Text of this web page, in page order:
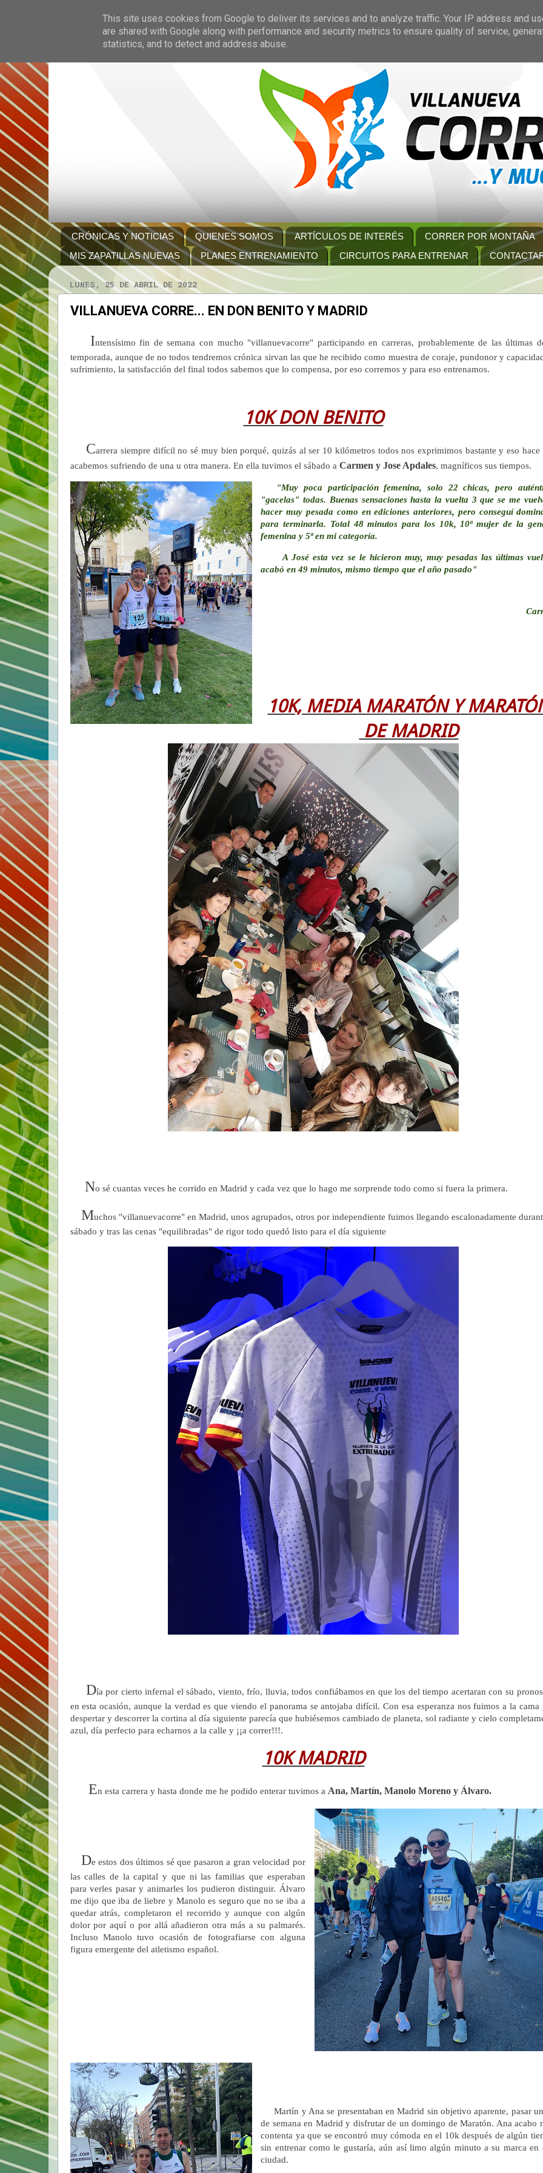
CRÓNICAS Y NOTICIAS QUIENES SOMOS ARTÍCULOS DE INTERÉS
CORRER POR MONTAÑA
MIS ZAPATILLAS NUEVAS
PLANES ENTRENAMIENTO CIRCUITOS PARA ENTRENAR
LUNES, 25 DE ABRIL DE 2022
VILLANUEVA CORRE... EN DON BENITO Y MADRID
Intensísimo fin de semana con mucho "villanuevacorre" participando en carreras, probablemente de las últimas
temporada, aunque de no todos tendremos crónica sirvan las que he recibido como muestra de coraje, pundonor y
sufrimiento, la satisfacción del final todos sabemos que lo compensa, por eso corremos y para eso entrenamos.
10K DON BENITO
Carrera siempre difícil no sé muy bien porqué, quizás al ser 10 kilómetros todos nos exprimimos bastante y eso hace
acabemos sufriendo de una u otra manera. En ella tuvimos el sábado a Carmen y Jose Apdales, magníficos sus tiempos.
"Muy poca participación femenina, solo 22 chicas, pero
"gacelas" todas. Buenas sensaciones hasta la vuelta 3 que se me
hacer muy pesada como en ediciones anteriores, pero conseguí
para terminarla. Total 48 minutos para los 10k, 10ª mujer de la
femenina y 5ª en mi categoría.
A José esta vez se le hicieron muy, muy pesadas las últimas
acabó en 49 minutos, mismo tiempo que el año pasado"
10K, MEDIA MARATÓN Y
DE MADRID
No sé cuantas veces he corrido en Madrid y cada vez que lo hago me sorprende todo como si fuera la primera.
Muchos "villanuevacorre" en Madrid, unos agrupados, otros por independiente fuimos llegando escalonadamente
sábado y tras las cenas "equilibradas" de rigor todo quedó listo para el día siguiente
Día por cierto infernal el sábado, viento, frío, lluvia, todos confiábamos en que los del tiempo acertaran con su
en esta ocasión, aunque la verdad es que viendo el panorama se antojaba difícil. Con esa esperanza nos fuimos a la cama
despertar y descorrer la cortina al día siguiente parecía que hubiésemos cambiado de planeta, sol radiante y cielo
azul, día perfecto para echarnos a la calle y ¡¡a correr!!!.
10K MADRID
En esta carrera y hasta donde me he podido enterar tuvimos a Ana, Martín, Manolo Moreno y Álvaro.
De estos dos últimos sé que pasaron a gran velocidad por
las calles de la capital y que ni las familias que esperaban
para verles pasar y animarles los pudieron distinguir. Álvaro
me dijo que iba de liebre y Manolo es seguro que no se iba a
quedar atrás, completaron el recorrido y aunque con algún
dolor por aquí o por allá añadieron otra más a su palmarés.
Incluso Manolo tuvo ocasión de fotografiarse con alguna
figura emergente del atletismo español.
Martín y Ana se presentaban en Madrid sin objetivo aparente, pasar
de semana en Madrid y disfrutar de un domingo de Maratón. Ana acabo
contenta ya que se encontró muy cómoda en el 10k después de algún
sin entrenar como le gustaría, aún así limo algún minuto a su marca en
ciudad.
This site uses cookies from Google to deliver its services and to analyze traffic. Your IP address and
are shared with Google along with performance and security metrics to ensure quality of service,
statistics, and to detect and address abuse.